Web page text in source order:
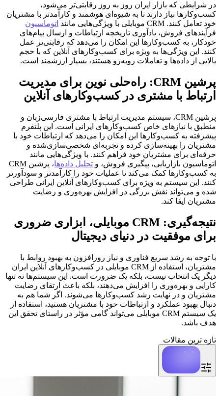
در شرایطی که بازار ایران روز به روز رقابتی‌تر می‌شود،
کسب‌وکارها نیاز دارند تا به شیوه‌ای هوشمند و کارآمدتر با مشتریان
خود تعامل کنند. CRM موبایلی با ویژگی‌هایی مانند
اتوماسیون
فرآیندهای فروش، یادآوری تاریخچه ارتباطات و ارسال پیام‌های
خودکار، به کسب‌وکارها این امکان را می‌دهد که رقابتی‌تر عمل
کنند. این ویژگی‌ها به ویژه برای کسب‌وکارهای آنلاین که با حجم
بالایی از داده‌ها و تعاملات روبه‌رو هستند، بسیار ارزشمند است.
پرشین CRM: راه‌حلی نوین برای مدیریت
ارتباط با مشتری در کسب‌وکارهای آنلاین
پرشین CRM، سیستم مدیریت ارتباط با مشتری فارسی‌زبان و
منطبق با نیازهای خاص کسب‌وکارهای ایرانی است. این پلتفرم
پیشرفته به کسب‌وکارها این امکان را می‌دهد که ارتباطات خود با
مشتریان را بهینه‌سازی کرده و تجربه‌ای شخصی‌سازی‌شده و
حرفه‌ای برای مشتریان خود فراهم کنند. با ویژگی‌هایی مانند
اتوماسیون بازاریابی، پیگیری فروش، و تحلیل داده‌ها
، پرشین CRM
به کسب‌وکارها کمک می‌کند تا عملیات خود را کارآمدتر و سودآورتر
کنند. این سیستم به ویژه برای کسب‌وکارهای آنلاین ایرانی طراحی
شده و می‌تواند نقش بزرگی در افزایش بهره‌وری و رضایت
مشتریان ایفا کند.
نتیجه‌گیری: CRM موبایلی، ابزاری ضروری
برای موفقیت در دنیای دیجیتال
با توجه به رشد سریع فناوری و نیاز روزافزون به بهبود روابط با
مشتریان، استفاده از CRM موبایلی در کسب‌وکارهای آنلاین ایران
دیگر یک انتخاب نیست، بلکه یک ضرورت است. این سیستم‌ها نه تنها
کارایی و بهره‌وری را افزایش می‌دهند، بلکه باعث ارتقای رضایت
مشتریان و در نهایت رشد کسب‌وکارها می‌شوند. اگر شما هم به
دنبال بهبود عملکرد و ارتباطات خود با مشتریان هستید، استفاده از
یک سیستم CRM موبایلی می‌تواند گامی مؤثر در راستای تحقق این
هدف باشد.
تازه ترین مقالات